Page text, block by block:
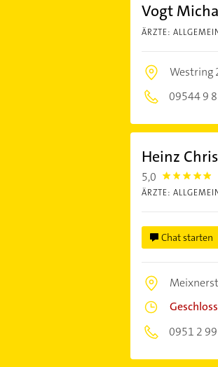
Vogt
ÄRZTE:
Westring
09544 9
Heinz
5,0 5.0
ÄRZTE:
Chat starten
0951 2